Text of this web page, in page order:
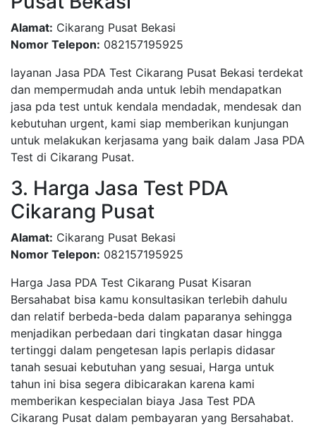
Alamat: Cikarang Pusat Bekasi
Nomor Telepon: 082157195925
layanan Jasa PDA Test Cikarang Pusat Bekasi terdekat
dan mempermudah anda untuk lebih mendapatkan
jasa pda test untuk kendala mendadak, mendesak dan
kebutuhan urgent, kami siap memberikan kunjungan
untuk melakukan kerjasama yang baik dalam Jasa PDA
Test di Cikarang Pusat.
3. Harga Jasa Test PDA
Cikarang Pusat
Alamat: Cikarang Pusat Bekasi
Nomor Telepon: 082157195925
Harga Jasa PDA Test Cikarang Pusat Kisaran
Bersahabat bisa kamu konsultasikan terlebih dahulu
dan relatif berbeda-beda dalam paparanya sehingga
menjadikan perbedaan dari tingkatan dasar hingga
tertinggi dalam pengetesan lapis perlapis didasar
tanah sesuai kebutuhan yang sesuai, Harga untuk
tahun ini bisa segera dibicarakan karena kami
memberikan kespecialan biaya Jasa Test PDA
Cikarang Pusat dalam pembayaran yang Bersahabat.